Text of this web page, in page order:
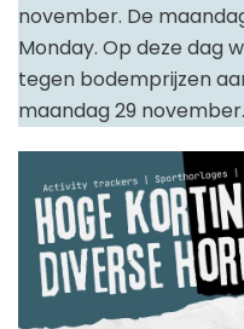
november. De
Monday. Op deze dag
tegen bodemprijzen
maandag 29 november.